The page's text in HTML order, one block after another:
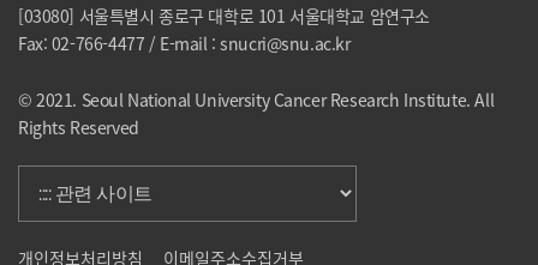
[03080] 서울특별시 종로구 대학로 101 서울대학교 암연구소
Fax: 02-766-4477 / E-mail : snucri@snu.ac.kr
© 2021. Seoul National University Cancer Research Institute. All
Rights Reserved
개인정보처리방침 이메일주소수집거부